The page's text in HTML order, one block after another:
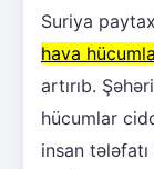
Suriya
hava
artırıb.
hücumlar
insan